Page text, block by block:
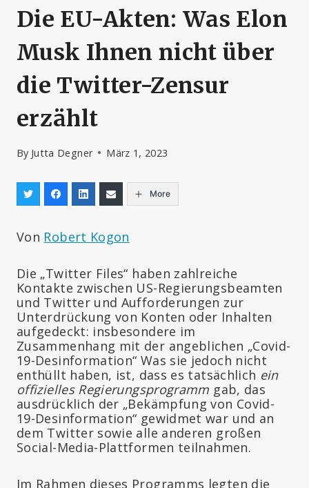
Die EU-Akten: Was Elon
Musk Ihnen nicht über
die Twitter-Zensur
erzählt
By Jutta Degner März 1, 2023
More
Von Robert Kogon
Die „Twitter Files“ haben zahlreiche
Kontakte zwischen US-Regierungsbeamten
und Twitter und Aufforderungen zur
Unterdrückung von Konten oder Inhalten
aufgedeckt: insbesondere im
Zusammenhang mit der angeblichen „Covid-
19-Desinformation“ Was sie jedoch nicht
enthüllt haben, ist, dass es tatsächlich ein
offizielles Regierungsprogramm gab, das
ausdrücklich der „Bekämpfung von Covid-
19-Desinformation“ gewidmet war und an
dem Twitter sowie alle anderen großen
Social-Media-Plattformen teilnahmen.
Im Rahmen dieses Programms legten die